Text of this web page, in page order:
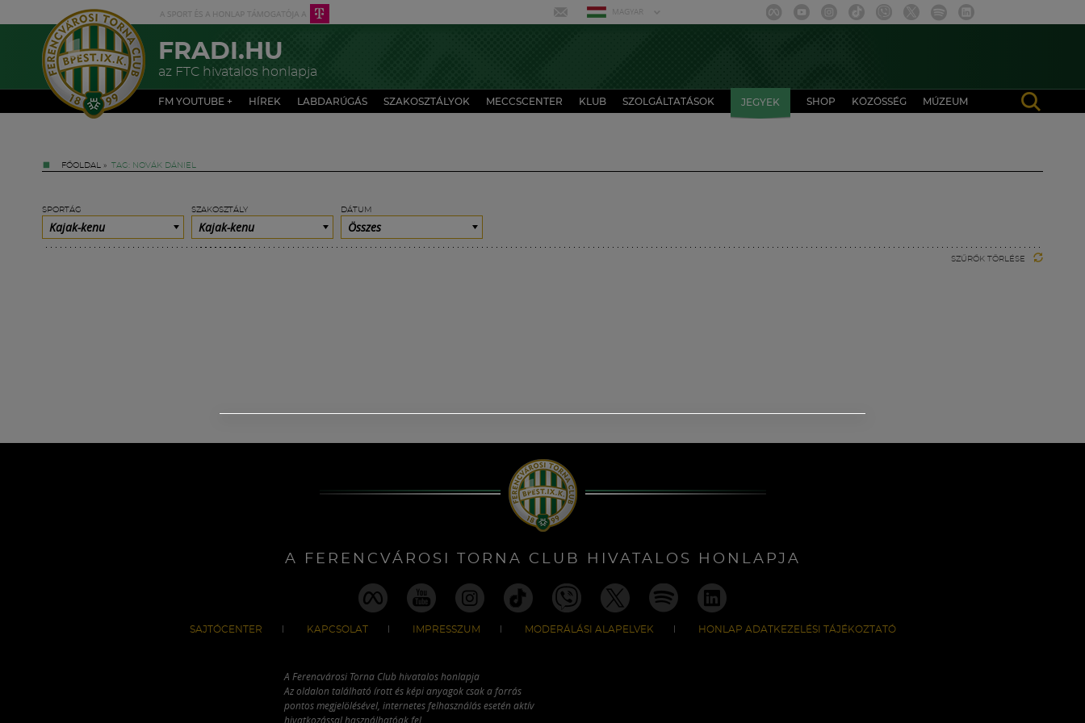
MAGYAR
FRADI.HU
az FTC hivatalos honlapja
FM YOUTUBE + HÍREK LABDARÚGÁS SZAKOSZTÁLYOK MECCSCENTER KLUB SZOLGÁLTATÁSOK JEGYEK SHOP KÖZÖSSÉG MÚZEUM
FŐOLDAL » TAG: NOVÁK DÁNIEL
SPORTÁG
Kajak-kenu
SZAKOSZTÁLY
Kajak-kenu
DÁTUM
Összes
SZŰRŐK TÖRLÉSE
A FERENCVÁROSI TORNA CLUB HIVATALOS HONLAPJA
SAJTÓCENTER KAPCSOLAT IMPRESSZUM MODERÁLÁSI ALAPELVEK HONLAP ADATKEZELÉSI TÁJÉKOZTATÓ
A Ferencvárosi Torna Club hivatalos honlapja
Az oldalon található írott és képi anyagok csak a forrás
pontos megjelölésével, internetes felhasználás esetén aktív
hivatkozással használhatóak fel.